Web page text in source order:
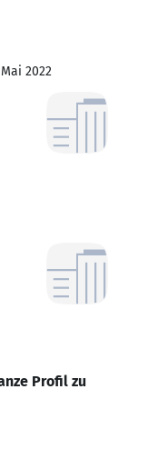
2022
Profil zu